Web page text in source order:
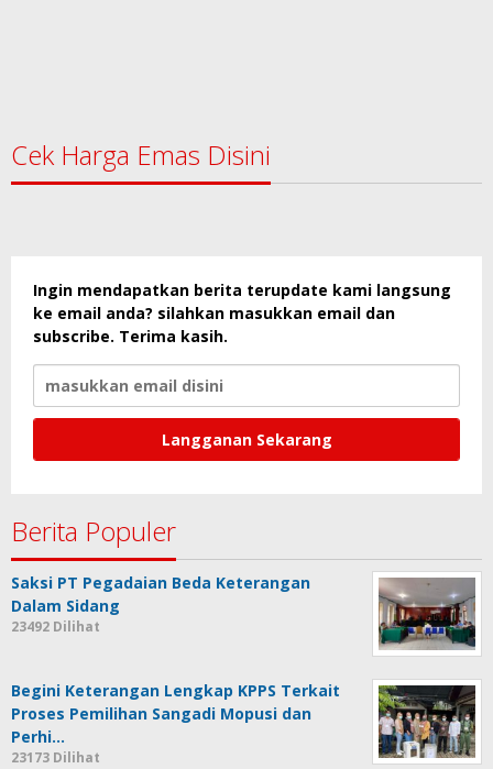
Cek Harga Emas Disini
Ingin mendapatkan berita terupdate kami langsung
ke email anda? silahkan masukkan email dan
subscribe. Terima kasih.
Berita Populer
Saksi PT Pegadaian Beda Keterangan
Dalam Sidang
23492 Dilihat
Begini Keterangan Lengkap KPPS Terkait
Proses Pemilihan Sangadi Mopusi dan
Perhi…
23173 Dilihat